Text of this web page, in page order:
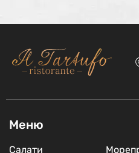
Меню
Салати